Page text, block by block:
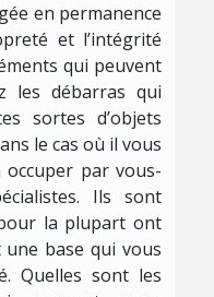
en permanence
et l’intégrité
qui peuvent
les débarras qui
sortes d’objets
le cas où il vous
par vous-
Ils sont
la plupart ont
base qui vous
Quelles sont les